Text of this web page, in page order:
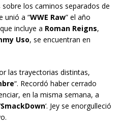
los caminos separados de
unió a “WWE Raw” el año
incluye a Roman Reigns,
Uso, se encuentran en
las trayectorias distintas,
“. Recordó haber cerrado
en la misma semana, a
SmackDown‘. Jey se enorgulleció